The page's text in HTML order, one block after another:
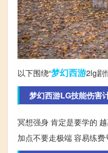
以下围绕“梦幻西游2lg剧
梦幻西游LG技能伤害
冥想强身 肯定是要学的
加点不要走极端 容易练费